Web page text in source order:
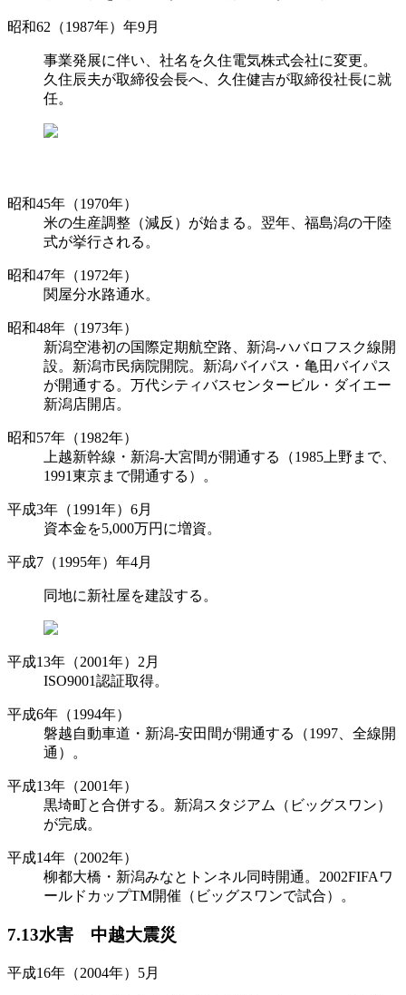
昭和62（1987年）年9月
事業発展に伴い、社名を久住電気株式会社に変更。
久住辰夫が取締役会長へ、久住健吉が取締役社長に就
任。
昭和45年（1970年）
米の生産調整（減反）が始まる。翌年、福島潟の干陸
式が挙行される。
昭和47年（1972年）
関屋分水路通水。
昭和48年（1973年）
新潟空港初の国際定期航空路、新潟-ハバロフスク線開
設。新潟市民病院開院。新潟バイパス・亀田バイパス
が開通する。万代シティバスセンタービル・ダイエー
新潟店開店。
昭和57年（1982年）
上越新幹線・新潟-大宮間が開通する（1985上野まで、
1991東京まで開通する）。
平成3年（1991年）6月
資本金を5,000万円に増資。
平成7（1995年）年4月
同地に新社屋を建設する。
平成13年（2001年）2月
ISO9001認証取得。
平成6年（1994年）
磐越自動車道・新潟-安田間が開通する（1997、全線開
通）。
平成13年（2001年）
黒埼町と合併する。新潟スタジアム（ビッグスワン）
が完成。
平成14年（2002年）
柳都大橋・新潟みなとトンネル同時開通。2002FIFAワ
ールドカップTM開催（ビッグスワンで試合）。
7.13水害 中越大震災
平成16年（2004年）5月